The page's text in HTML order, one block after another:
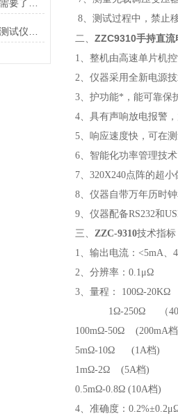
8、测试过程中，禁止
二、 ZZC9310手持直流
1、整机由高速单片机
2、仪器采用全新电源
3、护功能*，能可靠保
4、具有声响放电报警
5、响应速度快，可在
6、智能化功率管理技
7、320X240点阵的超
8、仪器自带万年历时
9、仪器配备RS232和
三、 ZZC-9310技术指标
1、输出电流：<5mA、
2、分辨率：0.1μΩ
3、量程： 100Ω-
1Ω-250Ω （
100mΩ-50Ω (200mA
5mΩ-10Ω (1A档)
1mΩ-2Ω (5A档)
0.5mΩ-0.8Ω (10A档)
4、准确度：